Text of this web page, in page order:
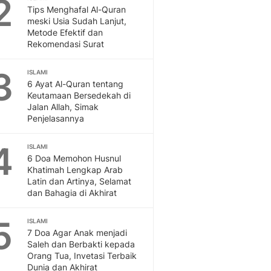
Tips Menghafal Al-Quran
meski Usia Sudah Lanjut,
Metode Efektif dan
Rekomendasi Surat
ISLAMI
6 Ayat Al-Quran tentang
Keutamaan Bersedekah di
Jalan Allah, Simak
Penjelasannya
ISLAMI
6 Doa Memohon Husnul
Khatimah Lengkap Arab
Latin dan Artinya, Selamat
dan Bahagia di Akhirat
ISLAMI
7 Doa Agar Anak menjadi
Saleh dan Berbakti kepada
Orang Tua, Invetasi Terbaik
Dunia dan Akhirat